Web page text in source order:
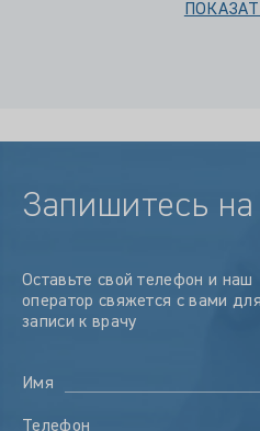
Запишитесь
Оставьте свой телефон и наш
оператор свяжется с вами для
записи к врачу
Имя
Телефон